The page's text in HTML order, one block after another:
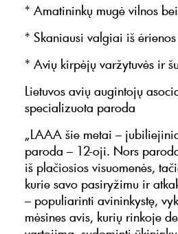
* Amatininkų mugė vilnos
* Skaniausi valgiai iš
* Avių kirpėjų varžytuvės ir
Lietuvos avių augintojų
specializuota paroda
„LAAA šie metai –
paroda – 12-oji. Nors
iš plačiosios visuomenės,
kurie savo pasiryžimu ir
– populiarinti avininkystę,
mėsines avis, kurių rinkoje